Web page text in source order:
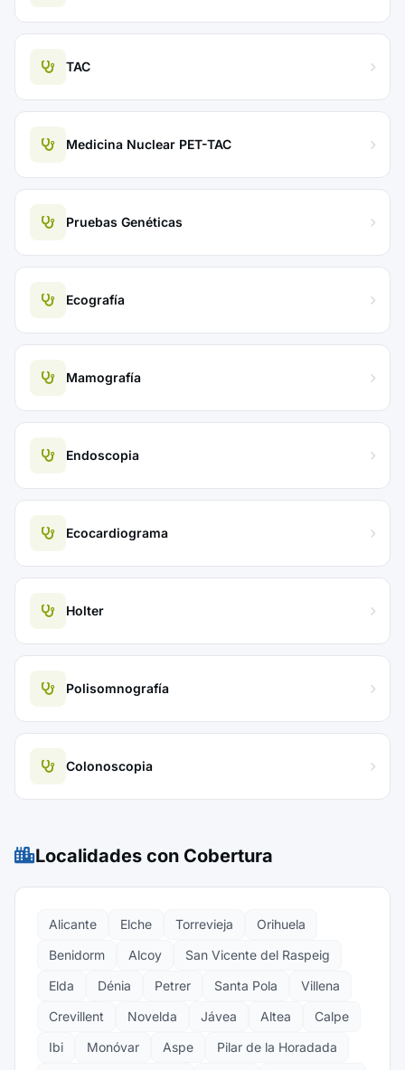
TAC
Medicina Nuclear PET-TAC
Pruebas Genéticas
Ecografía
Mamografía
Endoscopia
Ecocardiograma
Holter
Polisomnografía
Colonoscopia
Localidades con Cobertura
Alicante Elche Torrevieja
Orihuela
Benidorm
Alcoy
San Vicente del Raspeig
Elda
Dénia Petrer Santa Pola
Villena
Crevillent
Novelda Jávea Altea
Calpe
Ibi
Monóvar Aspe Pilar de la Horadada